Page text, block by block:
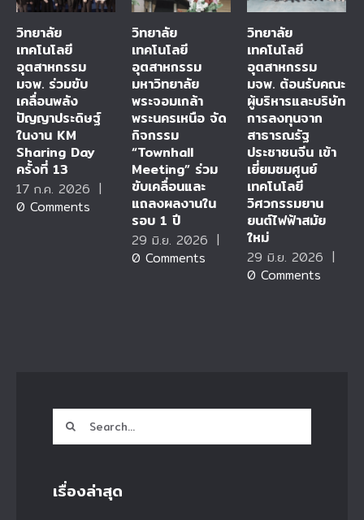
วิทยาลัย
เทคโนโลยี
อุตสาหกรรม
มจพ. ร่วมขับ
เคลื่อนพลัง
ปัญญาประดิษฐ์
ในงาน KM
Sharing Day
ครั้งที่ 13
17 ก.ค. 2026 |
0 Comments
วิทยาลัย
เทคโนโลยี
อุตสาหกรรม
มหาวิทยาลัย
พระจอมเกล้า
พระนครเหนือ จัด
กิจกรรม
“Townhall
Meeting” ร่วม
ขับเคลื่อนและ
แถลงผลงานใน
รอบ 1 ปี
29 มิ.ย. 2026 |
0 Comments
วิทยาลัย
เทคโนโลยี
อุตสาหกรรม
มจพ. ต้อนรับคณะ
ผู้บริหารและบริษัท
การลงทุนจาก
สาธารณรัฐ
ประชาชนจีน เข้า
เยี่ยมชมศูนย์
เทคโนโลยี
วิศวกรรมยาน
ยนต์ไฟฟ้าสมัย
ใหม่
29 มิ.ย. 2026 |
0 Comments
Search
for:
เรื่องล่าสุด